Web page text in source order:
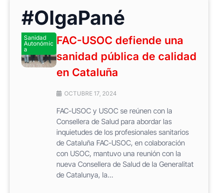
#OlgaPané
Sanidad
Autonómic
a
FAC-USOC defiende una
sanidad pública de calidad
en Cataluña
OCTUBRE 17, 2024
FAC-USOC y USOC se reúnen con la
Consellera de Salud para abordar las
inquietudes de los profesionales sanitarios
de Cataluña FAC-USOC, en colaboración
con USOC, mantuvo una reunión con la
nueva Consellera de Salud de la Generalitat
de Catalunya, la...